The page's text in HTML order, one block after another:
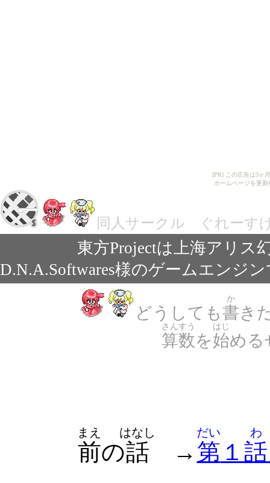
[PR] この広告は3ヶ
ホームページを更
同人サークル ぐれーす
東方Projectは上海アリ
D.N.A.Softwares様のゲームエンジ
どうしても書
か
き
算数
さんすう
を始
はじ
め
前
まえ
の話
はなし
→ 第
だい
１ 話
わ